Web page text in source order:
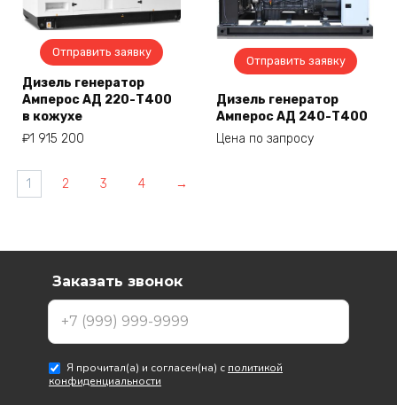
Отправить заявку
Дизель генератор
Амперос АД 220-Т400
в кожухе
₽1 915 200
Отправить заявку
Дизель генератор
Амперос АД 240-Т400
Цена по запросу
1 2 3 4 →